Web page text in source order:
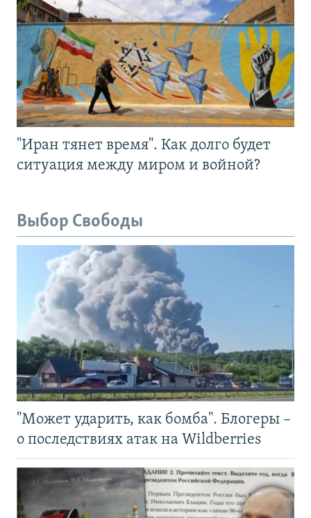
"Иран тянет время". Как долго будет
ситуация между миром и войной?
Выбор Свободы
"Может ударить, как бомба". Блогеры –
о последствиях атак на Wildberries